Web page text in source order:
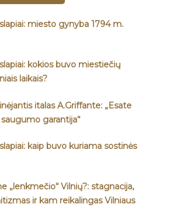
miesto gynyba 1794 m.
kokios buvo miestiečių
laikais?
italas A.Griffante: „Esate
garantija“
kaip buvo kuriama sostinės
„lenkmečio“ Vilnių?: stagnacija,
ir kam reikalingas Vilniaus